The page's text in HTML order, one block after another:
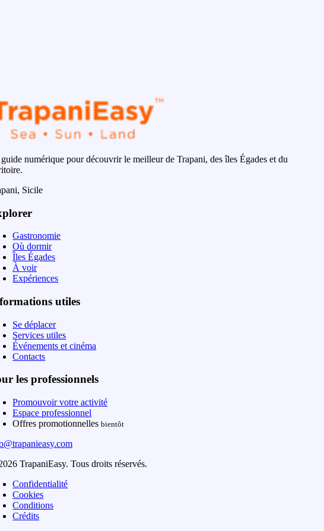
numérique pour découvrir le meilleur de Trapani, des îles Égades et du
Sicile
Gastronomie
Où dormir
Îles Égades
À voir
Expériences
utiles
Se déplacer
Services utiles
Événements et cinéma
Contacts
les professionnels
Promouvoir votre activité
Espace professionnel
Offres promotionnellesbientôt
TrapaniEasy. Tous droits réservés.
Confidentialité
Cookies
Conditions
Crédits